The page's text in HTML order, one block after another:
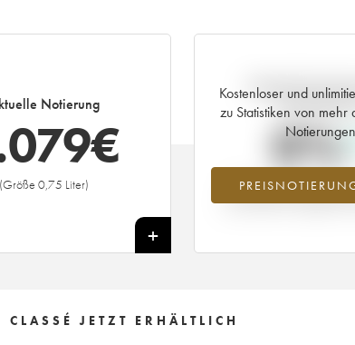
Notierung
€
(Größe 0,75 Liter)
+
Kostenloser und
zu Statistiken von
Notierungen
Aktuelle
0%
Preisanstiegs des
Jahr 2026 im Vergleich
JETZT ERHÄLTLICH